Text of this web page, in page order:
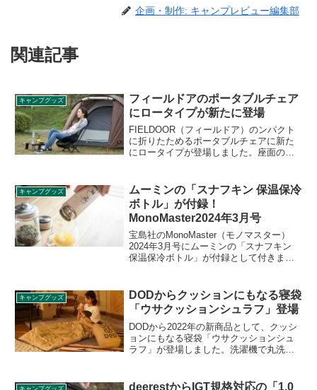
企画・制作: キャンプレビュー編集部
関連記事
キャンプグッズ
フィールドアのポータブルチェア
にロータイプが新たに登場
FIELDOOR（フィールドア）のンパクト
に折りたためるポータブルチェアに新た
にロータイプが登場しました。座面の高
ぞれロータイプが登場です。詳細をレビ
ューします。
キャンプグッズ
ムーミンの「スナフキン 保温保冷
ボトル」が付録！
MonoMaster2024年3月号
宝島社のMonoMaster（モノマスター）
2024年3月号にムーミンの「スナフキン
保温保冷ボトル」が付録として付きま
るため、茶葉を通しにくく便利です。詳
細をレビューします。
キャンプグッズ
DODからクッションにもなる寝袋
「ウサクッションシュラフ」登場
DODから2022年の新商品として、クッシ
ョンにもなる寝袋「ウサクッションシュ
ラフ」が登場しました。洗濯機で丸洗い
ンのように使うことができます。詳細を
キャンプグッズ
deerestからIGT規格対応の「1.0